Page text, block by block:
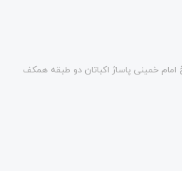
خمینی پاساژ اکباتان دو طبقه همکف